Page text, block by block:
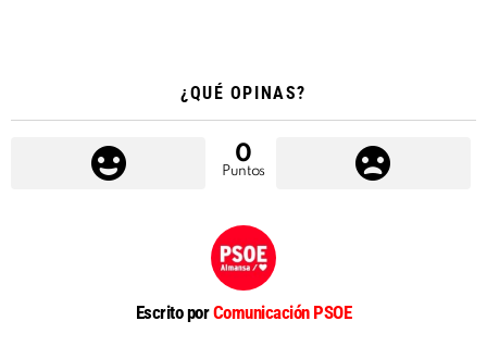
¿QUÉ OPINAS?
0
Puntos
Escrito porComunicación PSOE